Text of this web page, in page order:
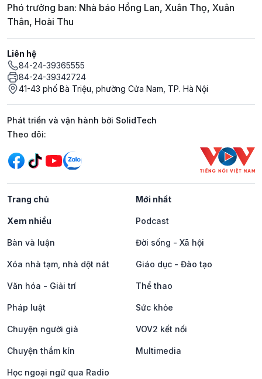
Phó trưởng ban: Nhà báo Hồng Lan, Xuân Thọ, Xuân
Thân, Hoài Thu
Liên hệ
84-24-39365555
84-24-39342724
41-43 phố Bà Triệu, phường Cửa Nam, TP. Hà Nội
Phát triển và vận hành bởi SolidTech
Mạng xã hội
Theo dõi:
Trang chủ Mới nhất
Xem nhiều Podcast
Bàn và luận Đời sống - Xã hội
Xóa nhà tạm, nhà dột nát Giáo dục - Đào tạo
Văn hóa - Giải trí Thể thao
Pháp luật Sức khỏe
Chuyện người già VOV2 kết nối
Chuyện thầm kín Multimedia
Học ngoại ngữ qua Radio